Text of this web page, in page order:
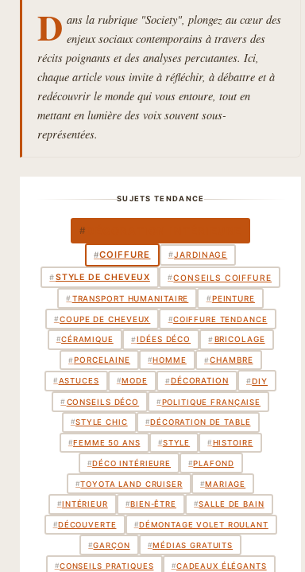
D ans la rubrique "Society", plongez au cœur des
enjeux sociaux contemporains à travers des
récits poignants et des analyses percutantes. Ici,
chaque article vous invite à réfléchir, à débattre et à
redécouvrir le monde qui vous entoure, tout en
mettant en lumière des voix souvent sous-
représentées.
SUJETS TENDANCE
#
#COIFFURE #JARDINAGE
#STYLE DE CHEVEUX #CONSEILS COIFFURE
#TRANSPORT HUMANITAIRE #PEINTURE
#COUPE DE CHEVEUX #COIFFURE TENDANCE
#CÉRAMIQUE #IDÉES DÉCO #BRICOLAGE
#PORCELAINE #HOMME #CHAMBRE
# ASTUCES # MODE #DÉCORATION #DIY
#CONSEILS DÉCO # POLITIQUE FRANÇAISE
#STYLE CHIC # DÉCORATION DE TABLE
#FEMME 50 ANS #STYLE # HISTOIRE
#DÉCO INTÉRIEURE #PLAFOND
#TOYOTA LAND CRUISER #MARIAGE
# INTÉRIEUR # BIEN-ÊTRE #SALLE DE BAIN
#DÉCOUVERTE #DÉMONTAGE VOLET ROULANT
#GARÇON #MÉDIAS GRATUITS
#CONSEILS PRATIQUES #CADEAUX ÉLÉGANTS